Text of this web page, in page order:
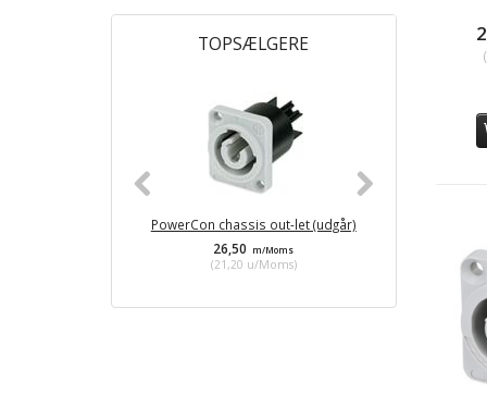
TOPSÆLGERE
PowerCon chassis out-let (udgår)
26,50
m/Moms
(21,20 u/Moms) (44,00
(